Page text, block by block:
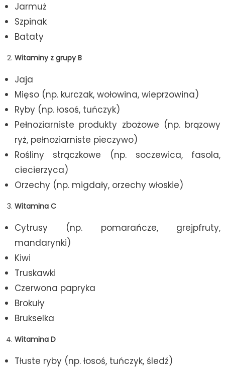
Jarmuż
Szpinak
Bataty
Witaminy z grupy B
Jaja
Mięso (np. kurczak, wołowina, wieprzowina)
Ryby (np. łosoś, tuńczyk)
Pełnoziarniste produkty zbożowe (np. brązowy
ryż, pełnoziarniste pieczywo)
Rośliny strączkowe (np. soczewica, fasola,
ciecierzyca)
Orzechy (np. migdały, orzechy włoskie)
Witamina C
Cytrusy (np. pomarańcze, grejpfruty,
mandarynki)
Kiwi
Truskawki
Czerwona papryka
Brokuły
Brukselka
Witamina D
Tłuste ryby (np. łosoś, tuńczyk, śledź)